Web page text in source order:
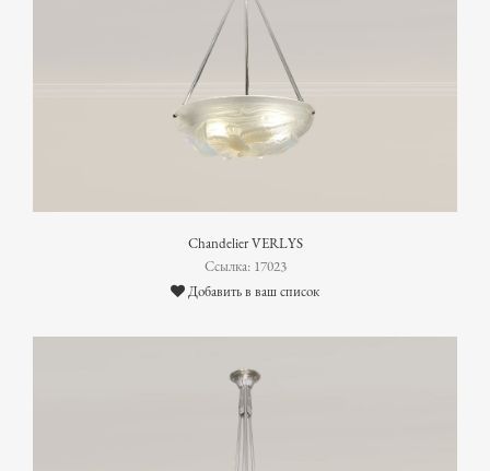
Chandelier VERLYS
Ссылка: 17023
Добавить в ваш список